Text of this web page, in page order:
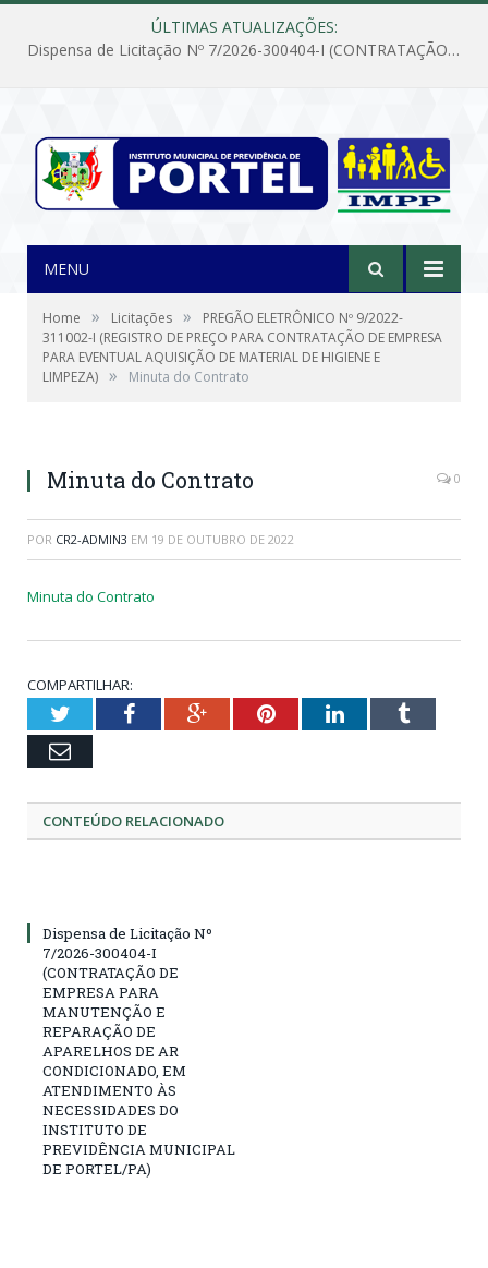
ÚLTIMAS ATUALIZAÇÕES:
Dispensa de Licitação Nº 7/2026-300404-I (CONTRATAÇÃO DE EMPRESA PARA MANUTENÇÃO E REPARAÇÃO DE APARELHOS DE AR CONDICIONADO, EM ATENDIMENTO ÀS NECESSIDADES DO INSTITUTO DE PREVIDÊNCIA MUNICIPAL DE PORTEL/PA)
MENU
Home » Licitações »
PREGÃO ELETRÔNICO Nº 9/2022-
311002-I (REGISTRO DE PREÇO PARA CONTRATAÇÃO DE EMPRESA
PARA EVENTUAL AQUISIÇÃO DE MATERIAL DE HIGIENE E
LIMPEZA) » Minuta do Contrato
Minuta do Contrato 0
POR CR2-ADMIN3 EM 19 DE OUTUBRO DE 2022
Minuta do Contrato
COMPARTILHAR:
TwitterFacebookGoogle+PinterestLinkedInTumblr
Email
CONTEÚDO RELACIONADO
Dispensa de Licitação Nº
7/2026-300404-I
(CONTRATAÇÃO DE
EMPRESA PARA
MANUTENÇÃO E
REPARAÇÃO DE
APARELHOS DE AR
CONDICIONADO, EM
ATENDIMENTO ÀS
NECESSIDADES DO
INSTITUTO DE
PREVIDÊNCIA MUNICIPAL
DE PORTEL/PA)